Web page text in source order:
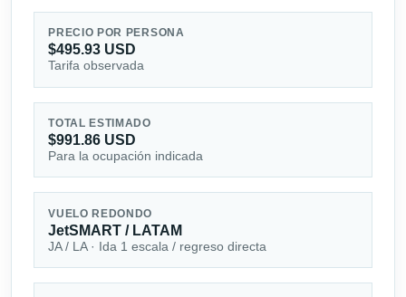
PRECIO POR PERSONA
$495.93 USD
Tarifa observada
TOTAL ESTIMADO
$991.86 USD
Para la ocupación indicada
VUELO REDONDO
JetSMART / LATAM
JA / LA · Ida 1 escala / regreso directa